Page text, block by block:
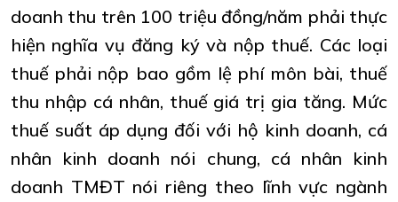
doanh thu trên 100 triệu đồng/năm phải thực
hiện nghĩa vụ đăng ký và nộp thuế. Các loại
thuế phải nộp bao gồm lệ phí môn bài, thuế
thu nhập cá nhân, thuế giá trị gia tăng. Mức
thuế suất áp dụng đối với hộ kinh doanh, cá
nhân kinh doanh nói chung, cá nhân kinh
doanh TMĐT nói riêng theo lĩnh vực ngành